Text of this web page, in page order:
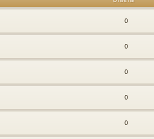
0
0
0
0
0